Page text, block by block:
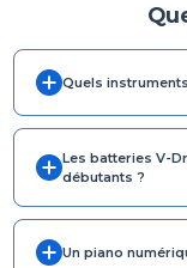
Quels
Les batteries V-
débutants ?
Un piano